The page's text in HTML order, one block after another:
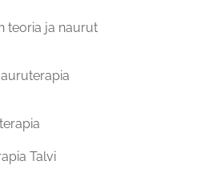
teoria ja naurut
Talvi